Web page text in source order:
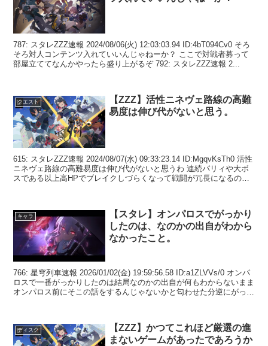
787: スタレZZZ速報 2024/08/06(火) 12:03:03.94 ID:4bT094Cv0 そろ
そろ対人コンテンツ入れていいんじゃねーか？ ここで対戦者募って
部屋立ててなんかやったら盛り上がるぞ 792: スタレZZZ速報 2...
クエスト
【ZZZ】活性ニネヴェ路線の高難
易度は伸び代がないと思う。
615: スタレZZZ速報 2024/08/07(水) 09:33:23.14 ID:MgqvKsTh0 活性
ニネヴェ路線の高難易度は伸び代がないと思うわ 連続パリィや大ボ
スである以上高HPでブレイクしづらくなって戦闘が冗長になるのが
キャラ
【スタレ】オンパロスでがっかり
したのは、なのかの出自がわから
なかったこと。
766: 星穹列車速報 2026/01/02(金) 19:59:56.58 ID:a1ZLVVs/0 オンパ
ロスで一番がっかりしたのは結局なのかの出自が何もわからないまま
オンパロス前にそこの話をするんじゃないかと匂わせた分逆にがっか
ディスク
【ZZZ】かつてこれほど厳選の進
まないゲームがあったであろうか